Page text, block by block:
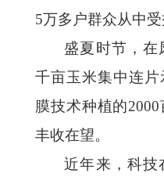
5万多户群众从中受
盛夏时节，在
千亩玉米集中连
膜技术种植的
丰收在望。
近年来，科技